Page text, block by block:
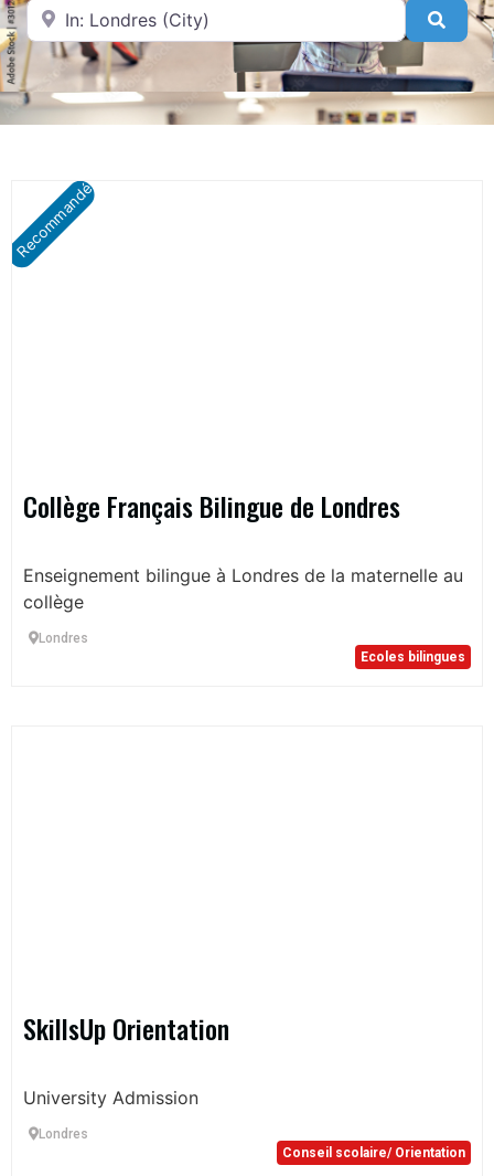
Near
Recommandé
Collège Français Bilingue de Londres
Enseignement bilingue à Londres de la maternelle au
collège
Londres
Ecoles bilingues
SkillsUp Orientation
University Admission
Londres
Conseil scolaire/ Orientation